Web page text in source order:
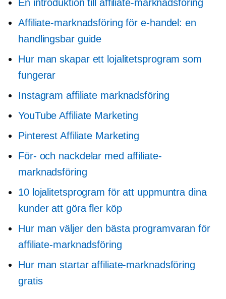
En introduktion till affiliate-marknadsföring
Affiliate-marknadsföring för e-handel: en
handlingsbar guide
Hur man skapar ett lojalitetsprogram som
fungerar
Instagram affiliate marknadsföring
YouTube Affiliate Marketing
Pinterest Affiliate Marketing
För- och nackdelar med affiliate-
marknadsföring
10 lojalitetsprogram för att uppmuntra dina
kunder att göra fler köp
Hur man väljer den bästa programvaran för
affiliate-marknadsföring
Hur man startar affiliate-marknadsföring
gratis